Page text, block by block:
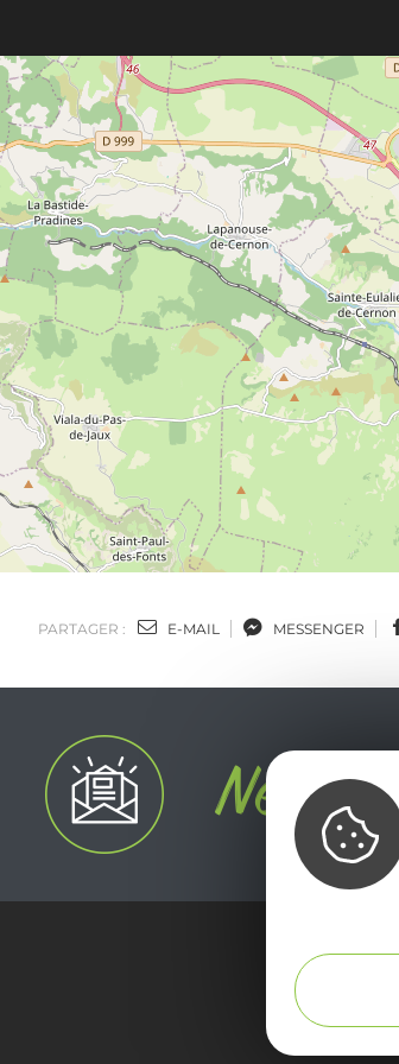
PARTAGER : E-MAIL MESSENGER